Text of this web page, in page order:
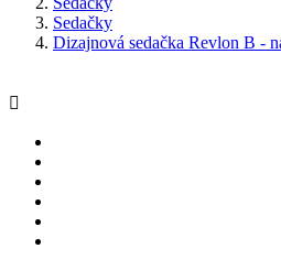
Sedačky
Dizajnová sedačka Revlon B -
